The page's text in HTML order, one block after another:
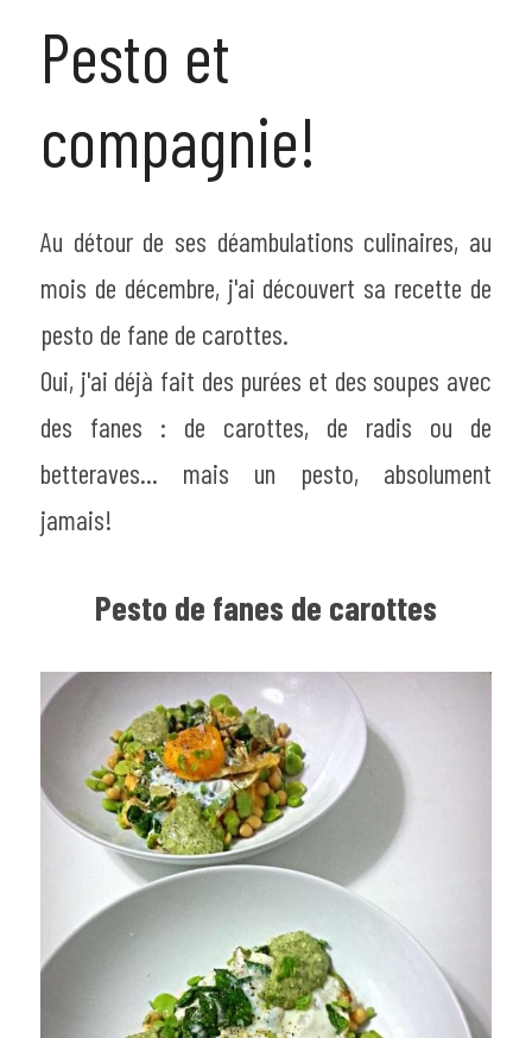
Pesto et
compagnie!
Au détour de ses déambulations culinaires, au
mois de décembre, j'ai découvert sa recette de
pesto de fane de carottes.
Oui, j'ai déjà fait des purées et des soupes avec
des fanes : de carottes, de radis ou de
betteraves... mais un pesto, absolument
jamais!
Pesto de fanes de carottes